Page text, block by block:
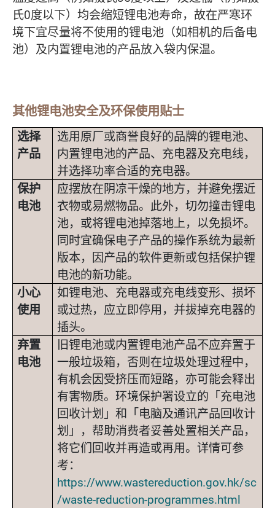
氏0度以下）均会缩短锂电池寿命，故在严寒环
境下宜尽量将不使用的锂电池（如相机的后备电
池）及内置锂电池的产品放入袋内保温。
其他锂电池安全及环保使用贴士
选择
产品
选用原厂或商誉良好的品牌的锂电池、
内置锂电池的产品、充电器及充电线，
并选择功率合适的充电器。
保护
电池
应摆放在阴凉干燥的地方，并避免摆近
衣物或易燃物品。此外，切勿撞击锂电
池，或将锂电池掉落地上，以免损坏。
同时宜确保电子产品的操作系统为最新
版本，因产品的软件更新或包括保护锂
电池的新功能。
小心
使用
如锂电池、充电器或充电线变形、损坏
或过热，应立即停用，并拔掉充电器的
插头。
弃置
电池
旧锂电池或内置锂电池产品不应弃置于
一般垃圾箱，否则在垃圾处理过程中，
有机会因受挤压而短路，亦可能会释出
有害物质。环境保护署设立的「充电池
回收计划」和「电脑及通讯产品回收计
划」，帮助消费者妥善处置相关产品，
将它们回收并再造或再用。详情可参
考：
https://www.wastereduction.gov.hk/sc
/waste-reduction-programmes.html